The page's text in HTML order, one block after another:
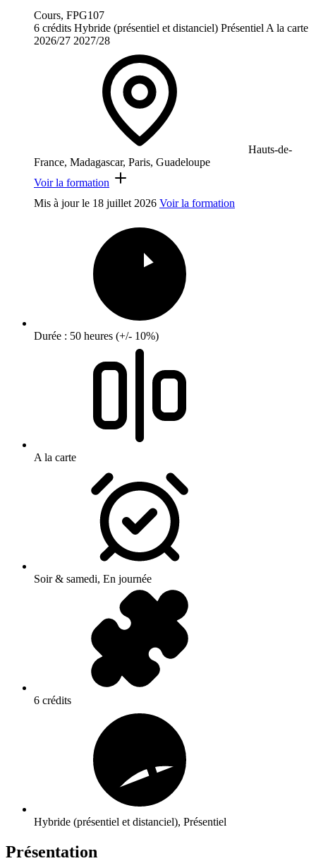
Cours, FPG107
6 crédits Hybride (présentiel et distanciel) PrésentielA la carte
2026/27 2027/28
Hauts-de-
France, Madagascar, Paris, Guadeloupe
Voir la formation
Mis à jour le 18 juillet 2026 Voir la formation
Durée : 50 heures (+/- 10%)
A la carte
Soir & samedi, En journée
6 crédits
Hybride (présentiel et distanciel), Présentiel
Présentation